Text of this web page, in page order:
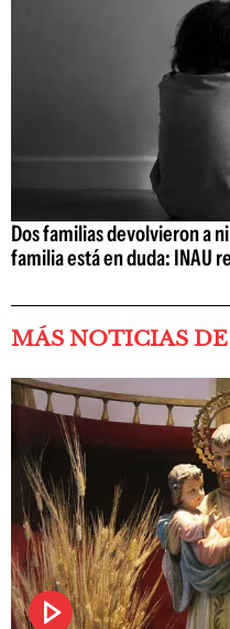
Dos familias devolvieron a
familia está en duda: INAU
MÁS NOTICIAS